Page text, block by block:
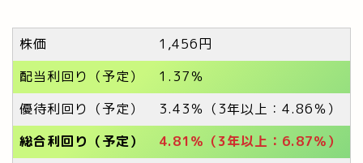
株価
1,456円
配当利回り（予定）
1.37％
優待利回り（予定）
3.43％（3年以上：4.86％）
総合利回り（予定）
4.81％（3年以上：6.87％）